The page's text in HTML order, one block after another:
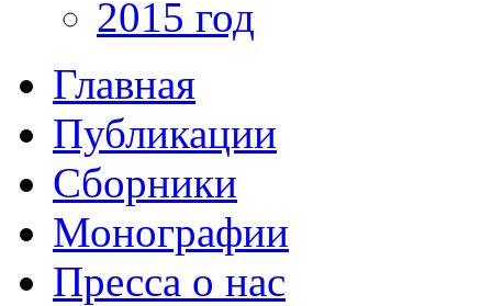
2015 год
Главная
Публикации
Сборники
Монографии
Пресса о нас